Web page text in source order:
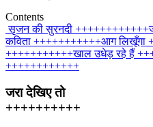
Contents
सृजन की सुरनदी ++++++++++++
कविता +++++++++++आग लिखूँगा
+++++++++++खाल उधेड़ रहे हैं
++++++++++++
जरा देखिए तो
++++++++++